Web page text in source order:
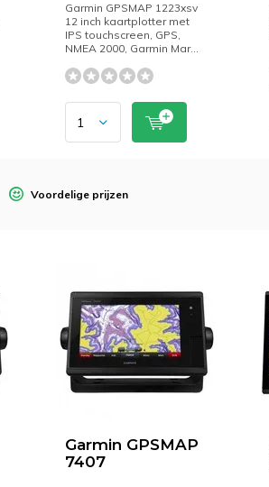
Garmin GPSMAP 1223xsv
12 inch kaartplotter met
IPS touchscreen, GPS,
NMEA 2000, Garmin Mar...
Voordelige prijzen
Garmin GPSMAP
7407